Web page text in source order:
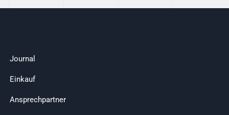
Journal
Einkauf
Ansprechpartner